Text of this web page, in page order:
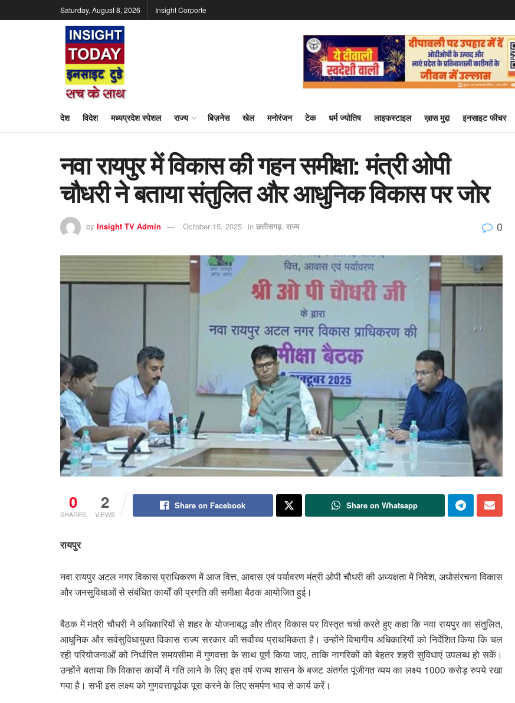
Saturday, August 8, 2026 Insight Corporte
देश विदेश मध्यप्रदेश स्पेशल राज्य बिज़नेस खेल मनोरंजन टेक धर्म ज्योतिष लाइफस्टाइल ख़ास मुद्दा इनसाइट फीचर
नवा रायपुर में विकास की गहन समीक्षा: मंत्री ओपी
चौधरी ने बताया संतुलित और आधुनिक विकास पर जोर
by Insight TV Admin October 15, 2025 in छत्तीसगढ़, राज्य 0
0
SHARES
2
VIEWS
Share on Facebook Share on Whatsapp
रायपुर
नवा रायपुर अटल नगर विकास प्राधिकरण में आज वित्त, आवास एवं पर्यावरण मंत्री ओपी चौधरी की अध्यक्षता में निवेश, अधोसंरचना विकास
और जनसुविधाओं से संबंधित कार्यों की प्रगति की समीक्षा बैठक आयोजित हुई।
बैठक में मंत्री चौधरी ने अधिकारियों से शहर के योजनाबद्ध और तीव्र विकास पर विस्तृत चर्चा करते हुए कहा कि नवा रायपुर का संतुलित,
आधुनिक और सर्वसुविधायुक्त विकास राज्य सरकार की सर्वोच्च प्राथमिकता है। उन्होंने विभागीय अधिकारियों को निर्देशित किया कि चल
रही परियोजनाओं को निर्धारित समयसीमा में गुणवत्ता के साथ पूर्ण किया जाए, ताकि नागरिकों को बेहतर शहरी सुविधाएं उपलब्ध हो सकें।
उन्होंने बताया कि विकास कार्यों में गति लाने के लिए इस वर्ष राज्य शासन के बजट अंतर्गत पूंजीगत व्यय का लक्ष्य 1000 करोड़ रुपये रखा
गया है। सभी इस लक्ष्य को गुणवत्तापूर्वक पूरा करने के लिए समर्पण भाव से कार्य करें।